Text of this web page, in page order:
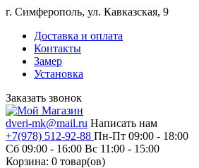
г. Симферополь, ул. Кавказская, 9
Доставка и оплата
Контакты
Замер
Установка
Заказать звонок
dveri-mk@mail.ru Написать нам
+7(978) 512-92-88 Пн-Пт 09:00 - 18:00
Сб 09:00 - 16:00 Вс 11:00 - 15:00
Корзина: 0 товар(ов)